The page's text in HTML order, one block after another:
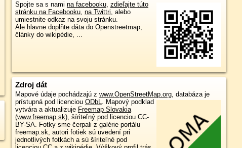
Spojte sa s nami na facebooku, zdieľajte túto
stránku na Facebooku, na Twittri, alebo
umiestnite odkaz na svoju stránku.
Ale hlavne doplňte dáta do Openstreetmap,
články do wikipédie, ...
Zdroj dát
Mapové údaje pochádzajú z www.OpenStreetMap.org, databáza je
prístupná pod licenciou ODbL. Mapový podklad
vytvára a aktualizuje Freemap Slovakia
(www.freemap.sk), šíriteľný pod licenciou CC-
BY-SA. Fotky sme čerpali z galérie portálu
freemap.sk, autori fotiek sú uvedení pri
jednotlivých fotkách a sú šíriteľné pod